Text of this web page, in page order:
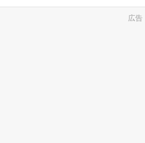
広告